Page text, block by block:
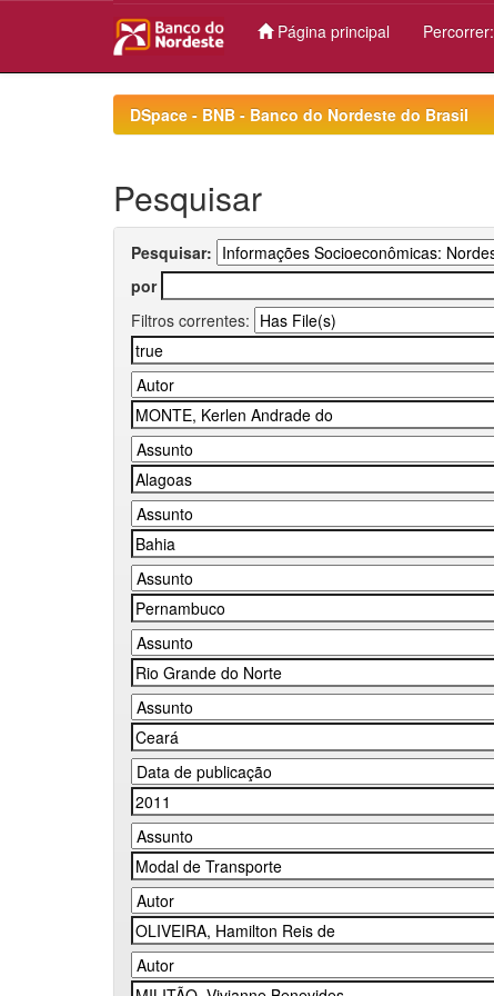
Página principal Percorrer:
DSpace - BNB - Banco do Nordeste do Brasil
Pesquisar
Pesquisar:
por
Filtros correntes: